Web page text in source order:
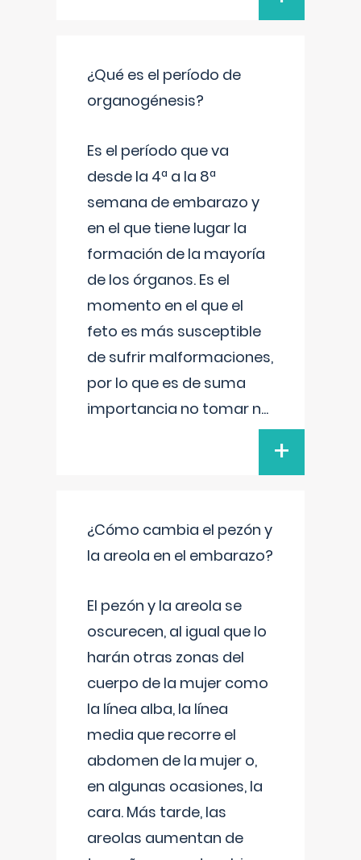
¿Qué es el período de
organogénesis?
Es el período que va
desde la 4ª a la 8ª
semana de embarazo y
en el que tiene lugar la
formación de la mayoría
de los órganos. Es el
momento en el que el
feto es más susceptible
de sufrir malformaciones,
por lo que es de suma
importancia no tomar n...
+
¿Cómo cambia el pezón y
la areola en el embarazo?
El pezón y la areola se
oscurecen, al igual que lo
harán otras zonas del
cuerpo de la mujer como
la línea alba, la línea
media que recorre el
abdomen de la mujer o,
en algunas ocasiones, la
cara. Más tarde, las
areolas aumentan de